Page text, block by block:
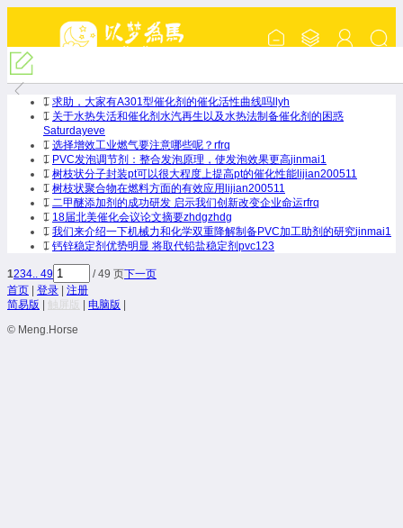
『化工催化剂交流』
1 求助，大家有A301型催化剂的催化活性曲线吗 llyh
1 关于水热失活和催化剂水汽再生以及水热法制备催化剂的困惑
Saturdayeve
1 选择增效工业燃气要注意哪些呢？ rfrq
1 PVC发泡调节剂：整合发泡原理，使发泡效果更高jinmai1
1 树枝状分子封装pt可以很大程度上提高pt的催化性能 lijian200511
1 树枝状聚合物在燃料方面的有效应用 lijian200511
1 二甲醚添加剂的成功研发 启示我们创新改变企业命运rfrq
1 18届北美催化会议论文摘要zhdgzhdg
1 我们来介绍一下机械力和化学双重降解制备PVC加工助剂的研究jinmai1
1 钙锌稳定剂优势明显 将取代铅盐稳定剂 pvc123
1234.. 49 / 49 页下一页
首页
登录
注册
简易版
触屏版 电脑版
© Meng.Horse